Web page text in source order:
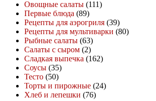
Овощные салаты (111)
Первые блюда (89)
Рецепты для аэрогриля (39)
Рецепты для мультиварки (80)
Рыбные салаты (63)
Салаты с сыром (2)
Сладкая выпечка (162)
Соусы (35)
Тесто (50)
Торты и пирожные (24)
Хлеб и лепешки (76)